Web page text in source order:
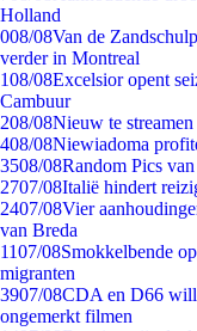
Holland
008/08Van de
verder in Montreal
108/08Excelsior opent
Cambuur
208/08Nieuw te
408/08Niewiadoma
3508/08Random Pics
2707/08Italië hindert
2407/08Vier
van Breda
1107/08Smokkelbende
migranten
3907/08CDA en D66
ongemerkt filmen